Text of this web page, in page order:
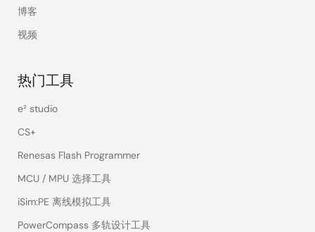
博客
视频
热门工具
e² studio
CS+
Renesas Flash Programmer
MCU / MPU 选择工具
iSim:PE 离线模拟工具
PowerCompass 多轨设计工具